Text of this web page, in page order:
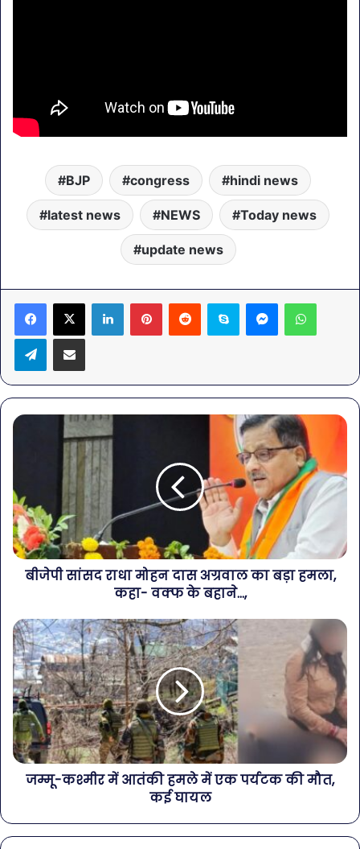
BJP congress hindi news
latest news NEWS Today news
update news
LinkedInPinterestReddit Skype Messenger
TelegramShare via Email
बीजेपी सांसद राधा मोहन दास अग्रवाल का बड़ा हमला,
कहा- वक्फ के बहाने...,
जम्मू-कश्मीर में आतंकी हमले में एक पर्यटक की मौत,
कई घायल